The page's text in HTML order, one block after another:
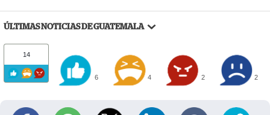
ÚLTIMAS NOTICIAS DE GUATEMALA
14
6 4 2 2